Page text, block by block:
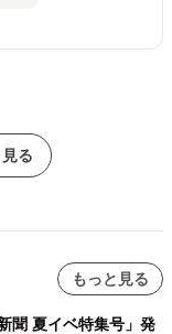
る
もっと見る
聞 夏イベ特集号」発